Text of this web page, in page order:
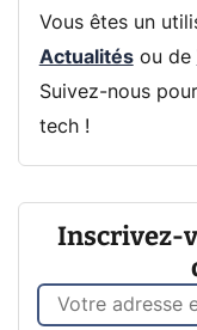
Vous êtes un
Actualitésou de
Suivez-nous
tech !
Inscrivez-